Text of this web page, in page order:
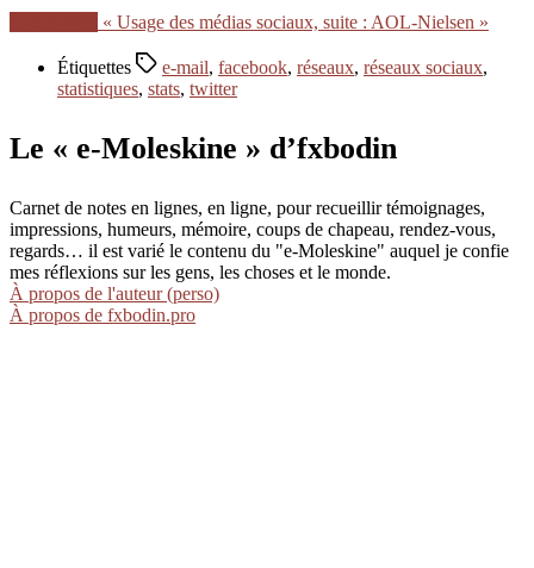
« Usage des médias sociaux, suite : AOL-Nielsen »
Étiquettes e-mail, facebook, réseaux, réseaux sociaux,
statistiques, stats, twitter
Le « e-Moleskine » d’fxbodin
Carnet de notes en lignes, en ligne, pour recueillir témoignages,
impressions, humeurs, mémoire, coups de chapeau, rendez-vous,
regards… il est varié le contenu du "e-Moleskine" auquel je confie
mes réflexions sur les gens, les choses et le monde.
À propos de l'auteur (perso)
À propos de fxbodin.pro